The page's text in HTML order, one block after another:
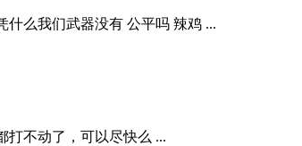
么我们武器没有 公平吗 辣鸡 ...
打不动了，可以尽快么 ...